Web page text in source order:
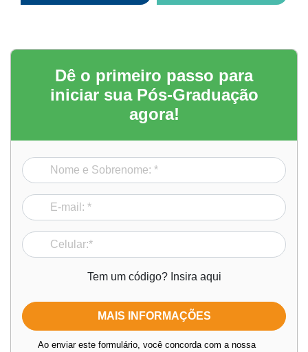
Dê o primeiro passo para
iniciar sua Pós-Graduação
agora!
Tem um código? Insira aqui
Ao enviar este formulário, você concorda com a nossa